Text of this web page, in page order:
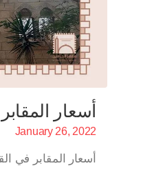
أسعار
January 26, 2022
أسعار المقابر في